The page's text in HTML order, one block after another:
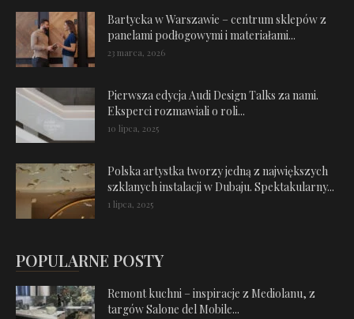
Bartycka w Warszawie – centrum sklepów z
panelami podłogowymi i materiałami...
23 marca, 2026
Pierwsza edycja Audi Design Talks za nami.
Eksperci rozmawiali o roli...
10 lipca, 2025
Polska artystka tworzy jedną z największych
szklanych instalacji w Dubaju. Spektakularny...
1 lipca, 2025
POPULARNE POSTY
Remont kuchni – inspiracje z Mediolanu, z
targów Salone del Mobile...